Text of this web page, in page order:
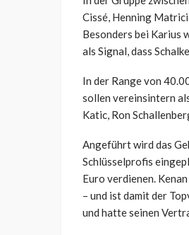
Cissé, Henning
Besonders bei Karius
als Signal, dass
In der Range von
sollen vereinsintern
Katic, Ron
Angeführt wird das
Schlüsselprofis
Euro verdienen.
– und ist damit der
und hatte seinen